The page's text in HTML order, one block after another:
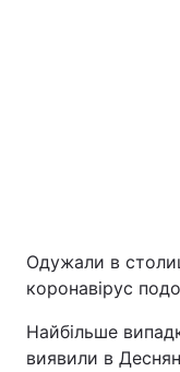
Одужали в
коронавірус
Найбільше
виявили в